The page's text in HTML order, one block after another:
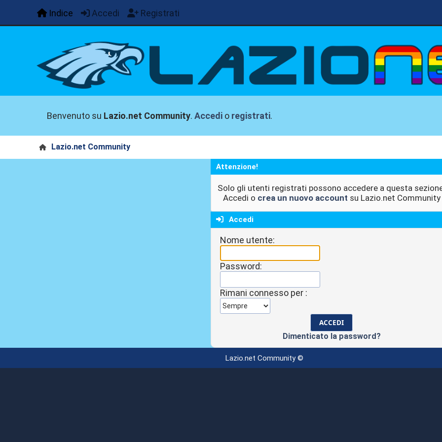
Indice Accedi Registrati
Benvenuto su Lazio.net Community.Accedi o registrati.
Lazio.net Community
Attenzione!
Solo gli utenti registrati possono accedere a questa
Accedi o crea un nuovo account su Lazio.net Community
Accedi
Nome utente:
Password:
Rimani connesso per :
Dimenticato la password?
Lazio.net Community ©